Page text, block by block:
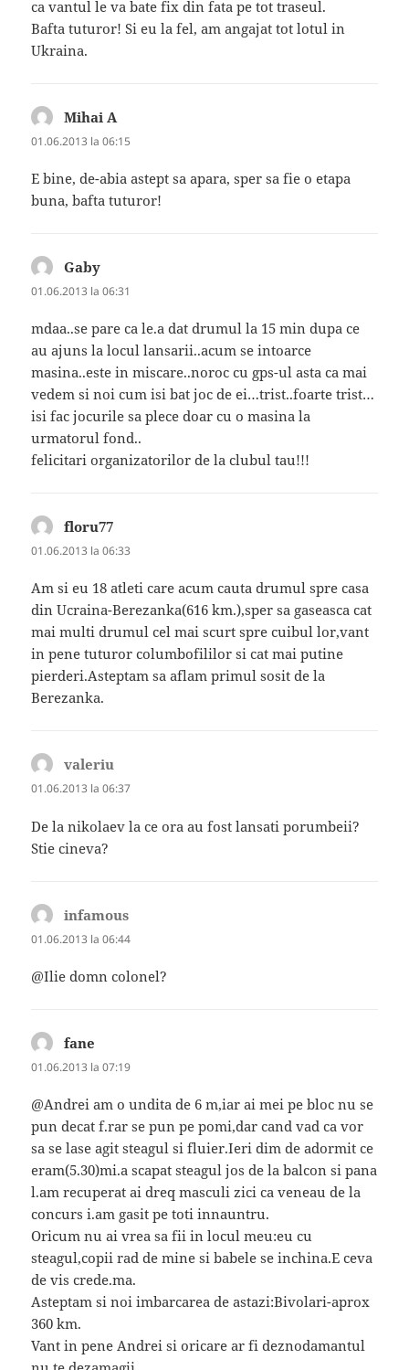
ca vantul le va bate fix din fata pe tot traseul.
Bafta tuturor! Si eu la fel, am angajat tot lotul in
Ukraina.
Mihai A
01.06.2013 la 06:15
E bine, de-abia astept sa apara, sper sa fie o etapa
buna, bafta tuturor!
Gaby
01.06.2013 la 06:31
mdaa..se pare ca le.a dat drumul la 15 min dupa ce
au ajuns la locul lansarii..acum se intoarce
masina..este in miscare..noroc cu gps-ul asta ca mai
vedem si noi cum isi bat joc de ei…trist..foarte trist…
isi fac jocurile sa plece doar cu o masina la
urmatorul fond..
felicitari organizatorilor de la clubul tau!!!
floru77
01.06.2013 la 06:33
Am si eu 18 atleti care acum cauta drumul spre casa
din Ucraina-Berezanka(616 km.),sper sa gaseasca cat
mai multi drumul cel mai scurt spre cuibul lor,vant
in pene tuturor columbofililor si cat mai putine
pierderi.Asteptam sa aflam primul sosit de la
Berezanka.
valeriu
01.06.2013 la 06:37
De la nikolaev la ce ora au fost lansati porumbeii?
Stie cineva?
infamous
01.06.2013 la 06:44
@Ilie domn colonel?
fane
01.06.2013 la 07:19
@Andrei am o undita de 6 m,iar ai mei pe bloc nu se
pun decat f.rar se pun pe pomi,dar cand vad ca vor
sa se lase agit steagul si fluier.Ieri dim de adormit ce
eram(5.30)mi.a scapat steagul jos de la balcon si pana
l.am recuperat ai dreq masculi zici ca veneau de la
concurs i.am gasit pe toti innauntru.
Oricum nu ai vrea sa fii in locul meu:eu cu
steagul,copii rad de mine si babele se inchina.E ceva
de vis crede.ma.
Asteptam si noi imbarcarea de astazi:Bivolari-aprox
360 km.
Vant in pene Andrei si oricare ar fi deznodamantul